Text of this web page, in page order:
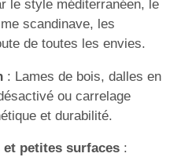
le style méditerranéen, le
scandinave, les
de toutes les envies.
: Lames de bois, dalles en
ou carrelage
et durabilité.
petites surfaces: